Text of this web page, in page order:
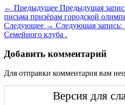
← Предыдущее Предыдущая
письма призёрам городской
Следующее → Следующая запись:
Семейного клуба .
Добавить комментарий
Для отправки комментария вам
Версия для